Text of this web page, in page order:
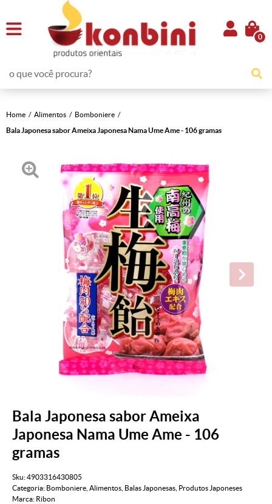
0
Home Alimentos
Bomboniere
Bala Japonesa sabor Ameixa Japonesa Nama Ume Ame - 106 gramas
Bala Japonesa sabor Ameixa
Japonesa Nama Ume Ame - 106
gramas
Sku:4903316430805
Categoria: Bomboniere Alimentos Balas Japonesas Produtos Japoneses
Marca: Ribon